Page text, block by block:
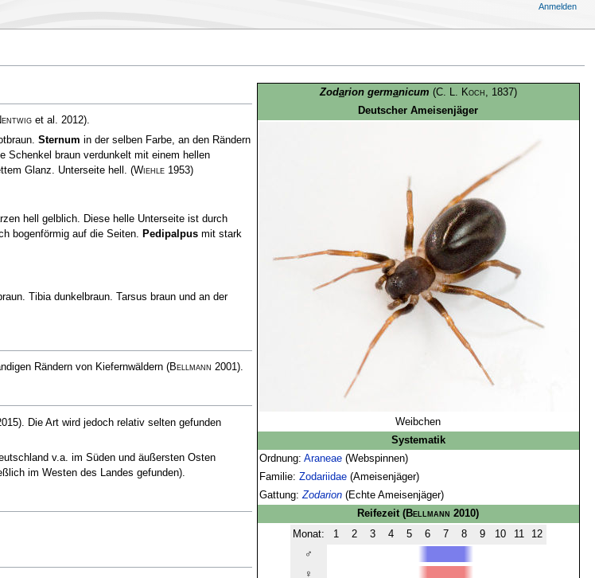
Zodarion germanicum (C. L. Koch, 1837)
Deutscher Ameisenjäger
Weibchen
Systematik
Ordnung: Araneae(Webspinnen)
Familie: Zodariidae(Ameisenjäger)
Gattung:Zodarion(Echte Ameisenjäger)
Reifezeit(Bellmann 2010)
Monat:
1 2 3 4 5 6 7 8 9 10 11
12
♂
♀
et al. 2012).
Sternum in der selben Farbe, an den Rändern
Schenkel braun verdunkelt mit einem hellen
Glanz. Unterseite hell. (Wiehle1953)
hell gelblich. Diese helle Unterseite ist durch
bogenförmig auf die Seiten.
Pedipalpusmit stark
Tibia dunkelbraun. Tarsus braun und an der
Rändern von Kiefernwäldern (Bellmann 2001).
. Die Art wird jedoch relativ selten gefunden
v.a. im Süden und äußersten Osten
im Westen des Landes gefunden).
Anmelden